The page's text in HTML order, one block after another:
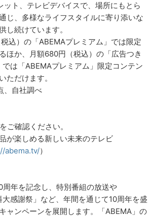
ット、テレビデバイスで、場所にもとら
じ、多様なライフスタイルに寄り添いな
し続けています。
込）の「ABEMAプレミアム」では限定
ほか、月額680円（税込）の「広告つき
は「ABEMAプレミアム」限定コンテン
ただけます。
、自社調べ
ご確認ください。
が楽しめる新しい未来のテレビ
abema.tv/）
周年を記念し、特別番組の放送や
大感謝祭」など、年間を通じて10周年を盛
ャンペーンを展開します。「ABEMA」の